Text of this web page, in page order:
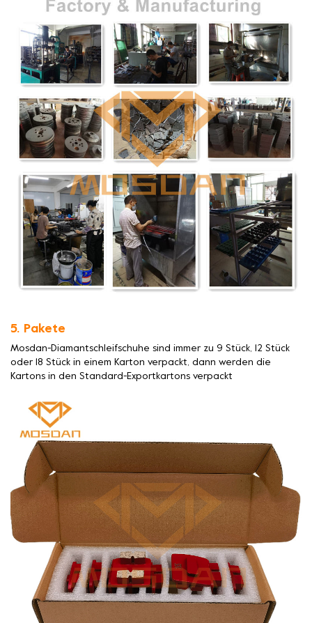
5. Pakete
Mosdan-Diamantschleifschuhe sind immer zu 9 Stück, 12 Stück
oder 18 Stück in einem Karton verpackt, dann werden die
Kartons in den Standard-Exportkartons verpackt